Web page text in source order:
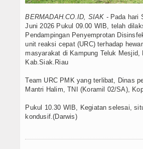
BERMADAH.CO.ID, SIAK - Pada hari
Juni 2026 Pukul 09.00 WIB, telah
Pendampingan Penyemprotan
unit reaksi cepat (URC) terhadap
masyarakat di Kampung Teluk Mesjid,
Kab.Siak.Riau
Team URC PMK yang terlibat, Dinas
Mantri Halim, TNI (Koramil 02/SA),
Pukul 10.30 WIB, Kegiatan selesai,
kondusif.(Darwis)